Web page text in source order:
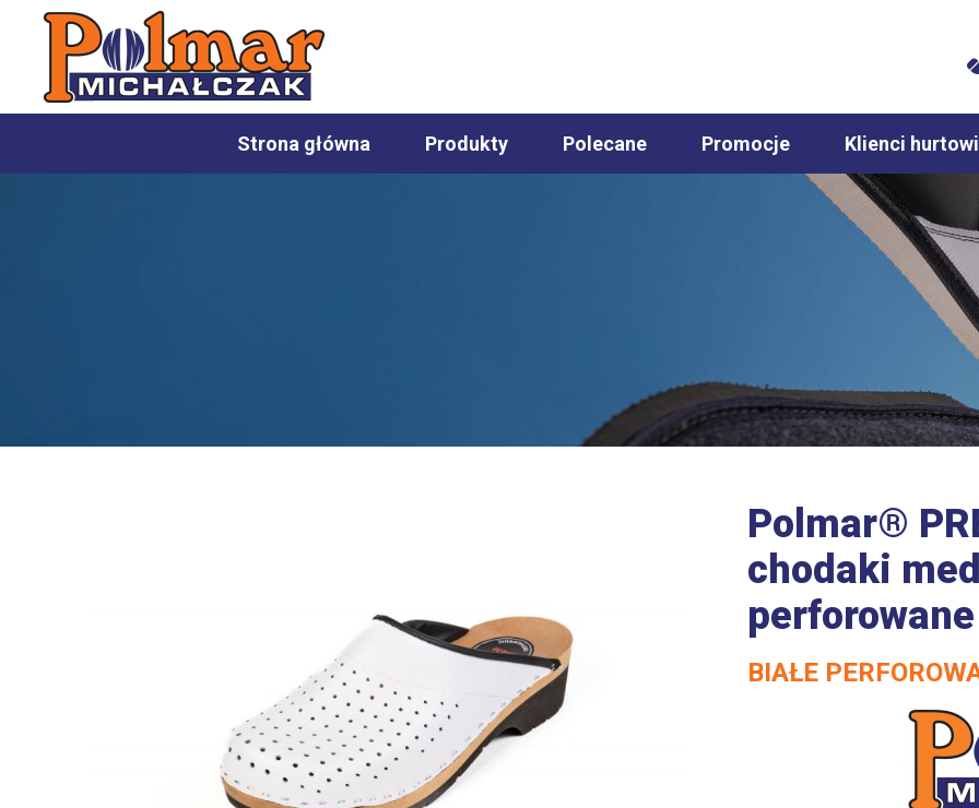
Strona główna Produkty Polecane Promocje Klienci hurtowi
Polmar®
chodaki
perforowane
BIAŁE